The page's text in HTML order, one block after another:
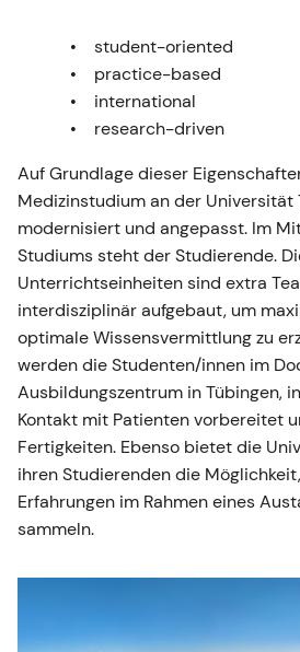
student-oriented
practice-based
international
research-driven
Auf Grundlage dieser
Medizinstudium an der Universität
modernisiert und angepasst. Im
Studiums steht der Studierende.
Unterrichtseinheiten sind extra
interdisziplinär aufgebaut, um
optimale Wissensvermittlung zu
werden die Studenten/innen im
Ausbildungszentrum in Tübingen,
Kontakt mit Patienten vorbereitet
Fertigkeiten. Ebenso bietet die
ihren Studierenden die
Erfahrungen im Rahmen eines
sammeln.